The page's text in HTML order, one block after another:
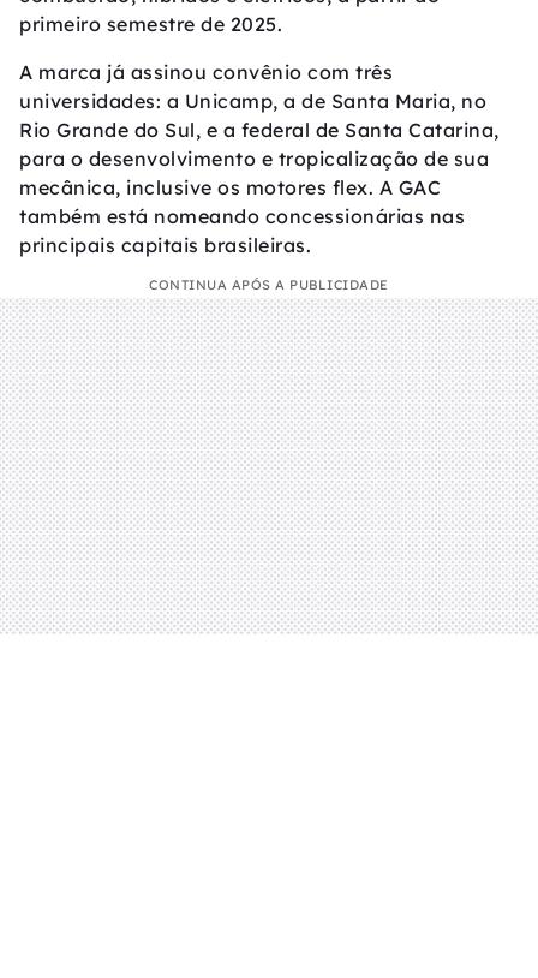
primeiro semestre de 2025.
A marca já assinou convênio com três
universidades: a Unicamp, a de Santa Maria, no
Rio Grande do Sul, e a federal de Santa Catarina,
para o desenvolvimento e tropicalização de sua
mecânica, inclusive os motores flex. A GAC
também está nomeando concessionárias nas
principais capitais brasileiras.
CONTINUA APÓS A PUBLICIDADE